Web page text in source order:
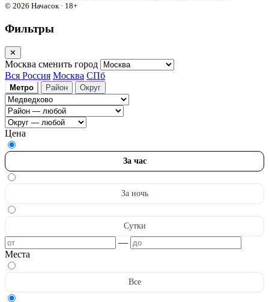
© 2026 Начасок · 18+
Фильтры
✕
Москва сменить город
Вся Россия Москва СПб
Метро Район Округ
Цена
За час
За ночь
Сутки
—
Места
Все